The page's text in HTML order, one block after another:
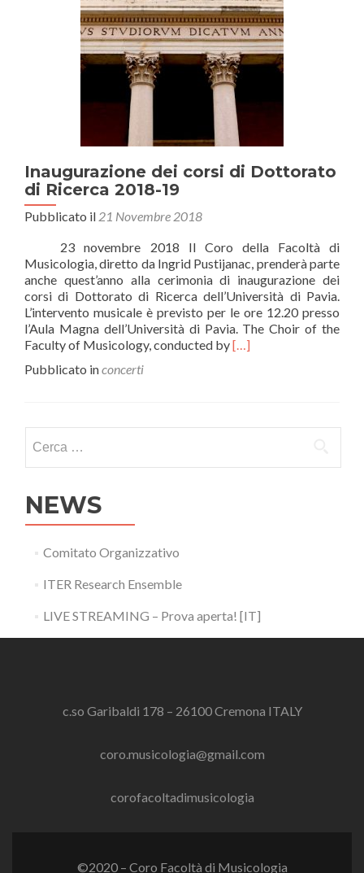
Inaugurazione dei corsi di Dottorato
di Ricerca 2018-19
Pubblicato il 21 Novembre 2018
23 novembre 2018 Il Coro della Facoltà di
Musicologia, diretto da Ingrid Pustijanac, prenderà parte
anche quest’anno alla cerimonia di inaugurazione dei
corsi di Dottorato di Ricerca dell’Università di Pavia.
L’intervento musicale è previsto per le ore 12.20 presso
l’Aula Magna dell’Università di Pavia. The Choir of the
Faculty of Musicology, conducted byLeggi
di
[…]
Pubblicato inconcerti
NEWS
Comitato Organizzativo
ITER Research Ensemble
LIVE STREAMING – Prova aperta! [IT]
c.so Garibaldi 178 – 26100 Cremona ITALY
coro.musicologia@gmail.com
corofacoltadimusicologia
©2020 – Coro Facoltà di Musicologia